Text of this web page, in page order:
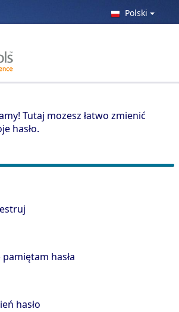
Polski
Tutaj mozesz łatwo zmienić
hasło.
pamiętam hasła
hasło